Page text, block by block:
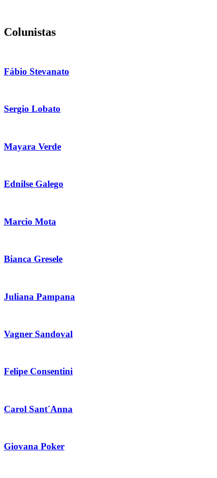
Colunistas
Fábio Stevanato
Sergio Lobato
Mayara Verde
Ednilse Galego
Marcio Mota
Bianca Gresele
Juliana Pampana
Vagner Sandoval
Felipe Consentini
Carol Sant´Anna
Giovana Poker